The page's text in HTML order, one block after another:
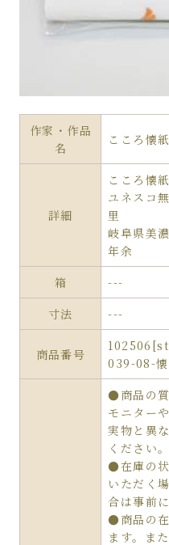
作家・作品
名
こころ懐
詳細
こころ懐
ユネスコ
里
岐阜県美
年余
箱
---
寸法
---
商品番号
039-08-
●商品の
モニター
実物と異
ください。
●在庫の
いただく
合は事前
●商品の
ます。ま